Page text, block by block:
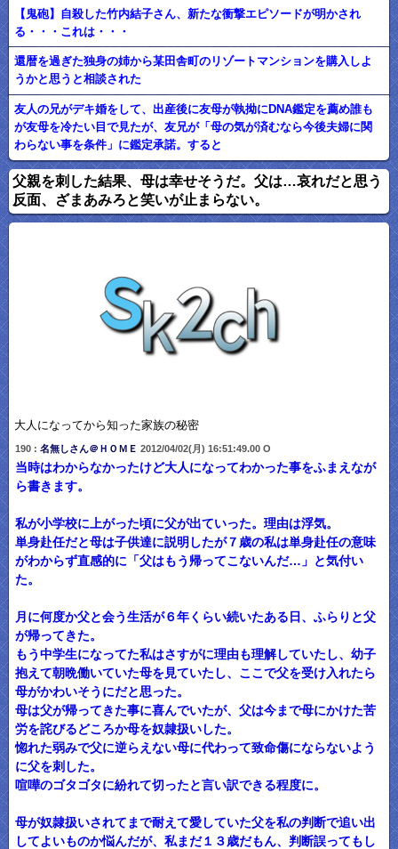
【鬼砲】自殺した竹内結子さん、新たな衝撃エピソードが明かされ
る・・・これは・・・
還暦を過ぎた独身の姉から某田舎町のリゾートマンションを購入しよ
うかと思うと相談された
友人の兄がデキ婚をして、出産後に友母が執拗にDNA鑑定を薦め誰も
が友母を冷たい目で見たが、友兄が「母の気が済むなら今後夫婦に関
わらない事を条件」に鑑定承諾。すると
父親を刺した結果、母は幸せそうだ。父は…哀れだと思う
反面、ざまあみろと笑いが止まらない。
大人になってから知った家族の秘密
190 : 名無しさん＠ＨＯＭＥ 2012/04/02(月) 16:51:49.00 O
当時はわからなかったけど大人になってわかった事をふまえなが
ら書きます。
私が小学校に上がった頃に父が出ていった。理由は浮気。
単身赴任だと母は子供達に説明したが７歳の私は単身赴任の意味
がわからず直感的に「父はもう帰ってこないんだ…」と気付い
た。
月に何度か父と会う生活が６年くらい続いたある日、ふらりと父
が帰ってきた。
もう中学生になってた私はさすがに理由も理解していたし、幼子
抱えて朝晩働いていた母を見ていたし、ここで父を受け入れたら
母がかわいそうにだと思った。
母は父が帰ってきた事に喜んでいたが、父は今まで母にかけた苦
労を詫びるどころか母を奴隷扱いした。
惚れた弱みで父に逆らえない母に代わって致命傷にならないよう
に父を刺した。
喧嘩のゴタゴタに紛れて切ったと言い訳できる程度に。
母が奴隷扱いされてまで耐えて愛していた父を私の判断で追い出
してよいものか悩んだが、私まだ１３歳だもん、判断誤ってもし